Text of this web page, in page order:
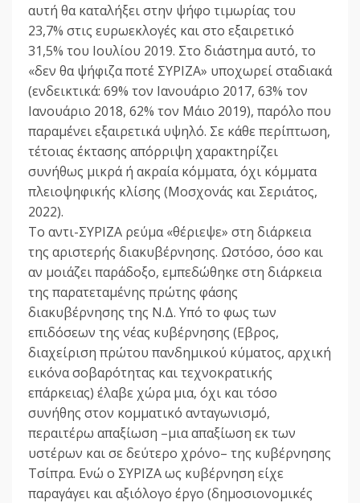
αυτή θα καταλήξει στην ψήφο τιμωρίας του
23,7% στις ευρωεκλογές και στο εξαιρετικό
31,5% του Ιουλίου 2019. Στο διάστημα αυτό, το
«δεν θα ψήφιζα ποτέ ΣΥΡΙΖΑ» υποχωρεί σταδιακά
(ενδεικτικά: 69% τον Ιανουάριο 2017, 63% τον
Ιανουάριο 2018, 62% τον Μάιο 2019), παρόλο που
παραμένει εξαιρετικά υψηλό. Σε κάθε περίπτωση,
τέτοιας έκτασης απόρριψη χαρακτηρίζει
συνήθως μικρά ή ακραία κόμματα, όχι κόμματα
πλειοψηφικής κλίσης (Μοσχονάς και Σεριάτος,
2022).
Το αντι-ΣΥΡΙΖΑ ρεύμα «θέριεψε» στη διάρκεια
της αριστερής διακυβέρνησης. Ωστόσο, όσο και
αν μοιάζει παράδοξο, εμπεδώθηκε στη διάρκεια
της παρατεταμένης πρώτης φάσης
διακυβέρνησης της Ν.Δ. Υπό το φως των
επιδόσεων της νέας κυβέρνησης (Εβρος,
διαχείριση πρώτου πανδημικού κύματος, αρχική
εικόνα σοβαρότητας και τεχνοκρατικής
επάρκειας) έλαβε χώρα μια, όχι και τόσο
συνήθης στον κομματικό ανταγωνισμό,
περαιτέρω απαξίωση –μια απαξίωση εκ των
υστέρων και σε δεύτερο χρόνο– της κυβέρνησης
Τσίπρα. Ενώ ο ΣΥΡΙΖΑ ως κυβέρνηση είχε
παραγάγει και αξιόλογο έργο (δημοσιονομικές